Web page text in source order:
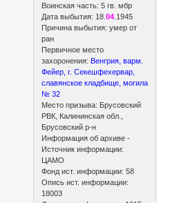
Воинская часть: 5 гв. мбр
Дата выбытия: 18.04 .1945
Причина выбытия: умер от
ран
Первичное место
захоронения: Венгрия, варм.
Фейер, г. Секешфехервар,
славянское кладбище, могила
№ 32
Место призыва: Брусовский
РВК, Калининская обл.,
Брусовский р-н
Информация об архиве -
Источник информации:
ЦАМО
Фонд ист. информации: 58
Опись ист. информации:
18003